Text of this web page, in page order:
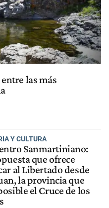
las más
Y CULTURA
Sanmartiniano:
que ofrece
al Libertado desde
la provincia que
el Cruce de los